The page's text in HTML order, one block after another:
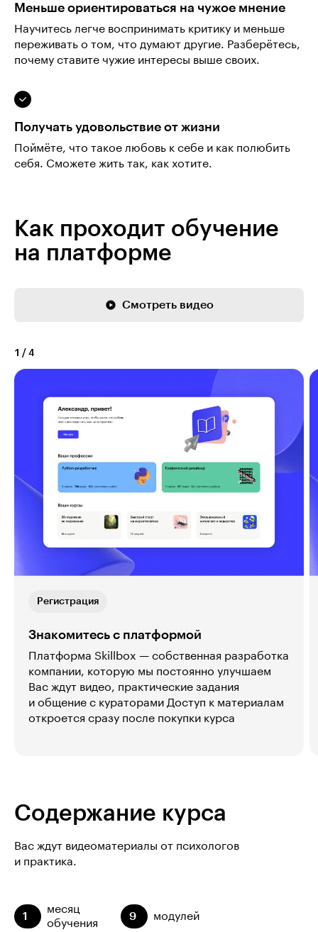
Меньше ориентироваться на чужое мнение
Научитесь легче воспринимать критику и меньше
переживать о том, что думают другие. Разберётесь,
почему ставите чужие интересы выше своих.
Получать удовольствие от жизни
Поймёте, что такое любовь к себе и как полюбить
себя. Сможете жить так, как хотите.
Как проходит обучение
на платформе
Смотреть видео
1 / 4
Регистрация
Знакомитесь с платформой
Платформа Skillbox — собственная разработка
компании, которую мы постоянно улучшаем
Вас ждут видео, практические задания
и общение с кураторами Доступ к материалам
откроется сразу после покупки курса
Содержание курса
Вас ждут видеоматериалы от психологов
и практика.
1
месяц
обучения
9 модулей